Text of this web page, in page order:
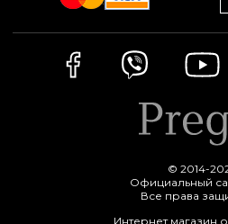
© 2014-
Официальный
Все права
Интернет магазин